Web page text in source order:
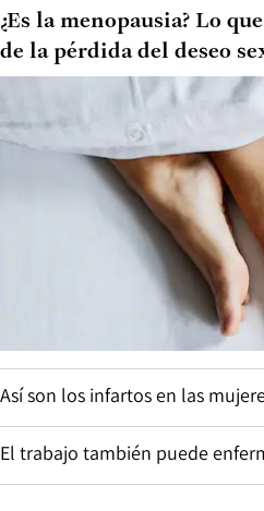
¿Es la menopausia? Lo
de la pérdida del deseo
Así son los infartos en las
El trabajo también puede